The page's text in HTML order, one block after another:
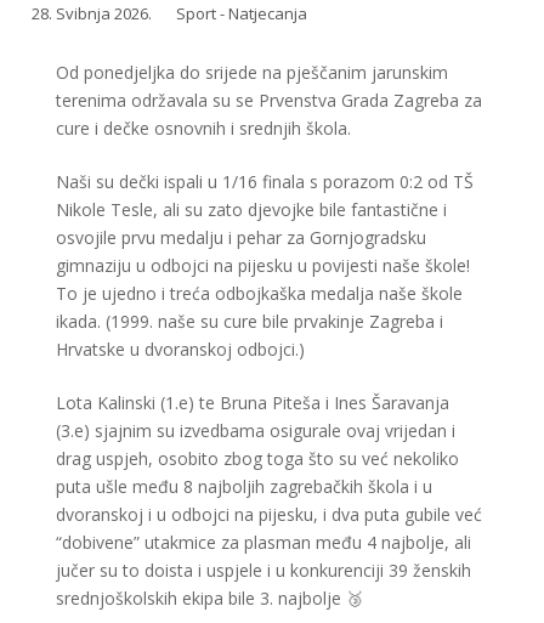
28. Svibnja 2026. Sport - Natjecanja
Od ponedjeljka do srijede na pješčanim jarunskim
terenima održavala su se Prvenstva Grada Zagreba za
cure i dečke osnovnih i srednjih škola.
Naši su dečki ispali u 1/16 finala s porazom 0:2 od TŠ
Nikole Tesle, ali su zato djevojke bile fantastične i
osvojile prvu medalju i pehar za Gornjogradsku
gimnaziju u odbojci na pijesku u povijesti naše škole!
To je ujedno i treća odbojkaška medalja naše škole
ikada. (1999. naše su cure bile prvakinje Zagreba i
Hrvatske u dvoranskoj odbojci.)
Lota Kalinski (1.e) te Bruna Piteša i Ines Šaravanja
(3.e) sjajnim su izvedbama osigurale ovaj vrijedan i
drag uspjeh, osobito zbog toga što su već nekoliko
puta ušle među 8 najboljih zagrebačkih škola i u
dvoranskoj i u odbojci na pijesku, i dva puta gubile već
“dobivene” utakmice za plasman među 4 najbolje, ali
jučer su to doista i uspjele i u konkurenciji 39 ženskih
srednjoškolskih ekipa bile 3. najbolje 🥉